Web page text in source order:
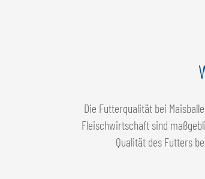
Die Futterqualität bei
Fleischwirtschaft sind
Qualität des Futters